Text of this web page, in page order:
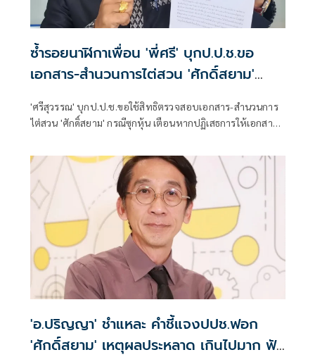
ซ้ำรอยนาฬิกาเพื่อน 'พี่ศรี' บุกป.ป.ช.ขอ
เอกสาร-สำนวนการไต่สวน 'ศักดิ์สยาม'
'ศรีสุวรรณ' บุกป.ป.ช.ขอใช้สิทธิตรวจสอบเอกสาร-สำนวนการ
ไต่สวน 'ศักดิ์สยาม' กรณีซุกหุ้น เตือนหากปฏิเสธการให้เอกสาร
ปกครองต่อไป
'อ.ปริญญา' ชำแหละ คำชี้แจงปปช.ฟอก
'ศักดิ์สยาม' เหตุผลประหลาด เกินไปมาก ฟัง